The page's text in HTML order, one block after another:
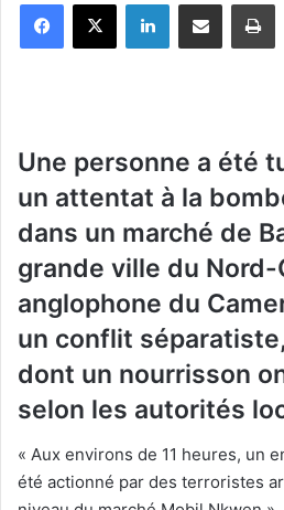
Une personne a été
un attentat à la
dans un marché de
grande ville du Nord-
anglophone du
un conflit
dont un nourrisson
selon les autorités
« Aux environs de 11 heures, un
été actionné par des terroristes